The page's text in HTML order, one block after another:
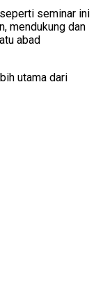
seminar ini
mendukung dan
abad
utama dari